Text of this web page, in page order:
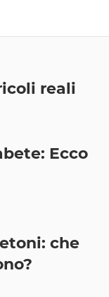
reali
Ecco
che